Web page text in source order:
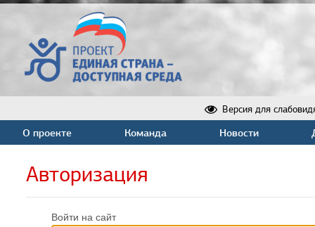
Версия для
О проекте Команда Новости
Авторизация
Войти на сайт